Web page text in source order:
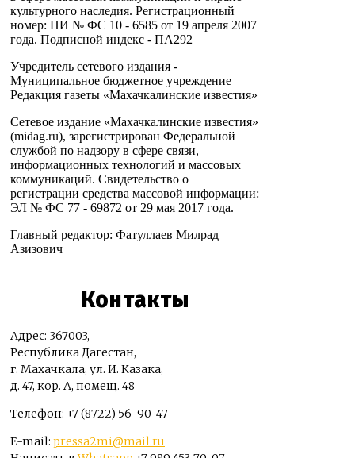
культурного наследия. Регистрационный
номер: ПИ № ФС 10 - 6585 от 19 апреля 2007
года. Подписной индекс - ПА292
Учредитель сетевого издания -
Муниципальное бюджетное учреждение
Редакция газеты «Махачкалинские известия»
Сетевое издание «Махачкалинские известия»
(midag.ru), зарегистрирован Федеральной
службой по надзору в сфере связи,
информационных технологий и массовых
коммуникаций. Свидетельство о
регистрации средства массовой информации:
ЭЛ № ФС 77 - 69872 от 29 мая 2017 года.
Главный редактор: Фатуллаев Милрад
Азизович
Контакты
Адрес: 367003,
Республика Дагестан,
г. Махачкала, ул. И. Казака,
д. 47, кор. А, помещ. 48
Телефон: +7 (8722) 56-90-47
E-mail: pressa2mi@mail.ru